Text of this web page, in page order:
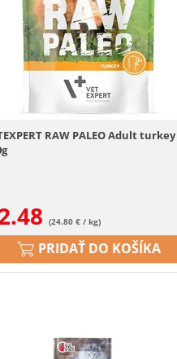
RAW PALEO Adult turkey
(24.80 € / kg)
PRIDAŤ DO KOŠÍKA